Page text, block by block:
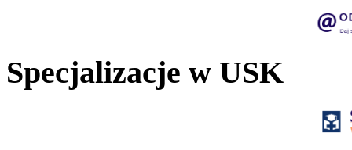
Specjalizacje w USK